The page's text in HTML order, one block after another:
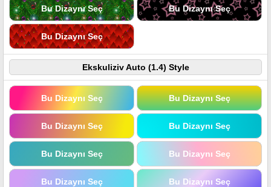
Bu Dizaynı Seç Bu Dizaynı Seç
Bu Dizaynı Seç
Ekskuliziv Auto (1.4) Style
Bu Dizaynı Seç Bu Dizaynı Seç
Bu Dizaynı Seç Bu Dizaynı Seç
Bu Dizaynı Seç Bu Dizaynı Seç
Bu Dizaynı Seç Bu Dizaynı Seç